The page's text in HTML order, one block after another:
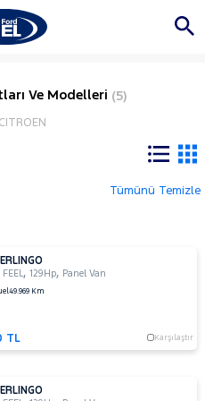
Ve Modelleri (5)
CITROEN
Tümünü Temizle
,129Hp, Panel Van
49.969 Km
TL Karşılaştır